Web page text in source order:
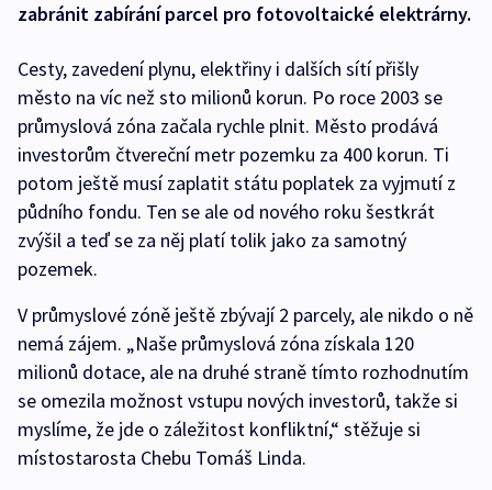
zabránit zabírání parcel pro fotovoltaické elektrárny.
Cesty, zavedení plynu, elektřiny i dalších sítí přišly
město na víc než sto milionů korun. Po roce 2003 se
průmyslová zóna začala rychle plnit. Město prodává
investorům čtvereční metr pozemku za 400 korun. Ti
potom ještě musí zaplatit státu poplatek za vyjmutí z
půdního fondu. Ten se ale od nového roku šestkrát
zvýšil a teď se za něj platí tolik jako za samotný
pozemek.
V průmyslové zóně ještě zbývají 2 parcely, ale nikdo o ně
nemá zájem. „Naše průmyslová zóna získala 120
milionů dotace, ale na druhé straně tímto rozhodnutím
se omezila možnost vstupu nových investorů, takže si
myslíme, že jde o záležitost konfliktní,“ stěžuje si
místostarosta Chebu Tomáš Linda.